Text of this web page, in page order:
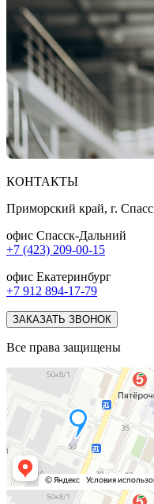
КОНТАКТЫ
Приморский край, г.
офис Спасск-Дальний
+7 (423) 209-00-15
офис Екатеринбург
+7 912 894-17-79
ЗАКАЗАТЬ ЗВОНОК
Все права защищены